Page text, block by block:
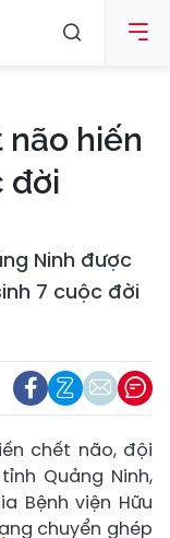
hiến
đời
Ninh được
7 cuộc đời
chết não, đội
Quảng Ninh,
Bệnh viện Hữu
chuyển ghép